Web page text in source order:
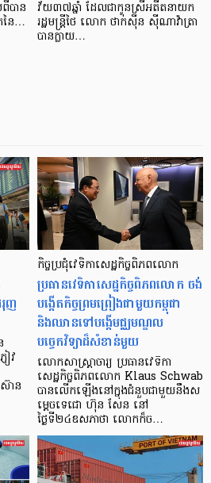
បាន
នៃ…
វ័យ៣៧ឆ្នាំ ដែលជាកូនស្រីអតីតនាយក
រដ្ឋមន្រ្តីថៃ លោក ថាក់ស៊ីន ស៊ីណាវ៉ាត្រា
បានក្លាយ…
ញ
ៀវ
ាន
កិច្ចប្រជុំវេទិកាសេដ្ឋកិច្ចពិភពលោក
ប្រធានវេទិកាសេដ្ឋកិច្ចពិភពលោក ចង់
បង្កើតកិច្ចព្រមព្រៀងជាមួយកម្ពុជា
និងឈានទៅបង្កើមជ្ឈមណ្ឌល
បច្ចេកវិទ្យាដ៏សំខាន់មួយ
លោកសាស្ត្រាចារ្យ ប្រធានវេទិកា
សេដ្ឋកិច្ចពិភពលោក Klaus Schwab
បានលើកឡើងនៅក្នុងជំនួបជាមួយនឹងស
ម្តេចទេជោ ហ៊ុន សែន នៅ
ថ្ងៃទី២៤ឧសភាថា លោកក៏ច…